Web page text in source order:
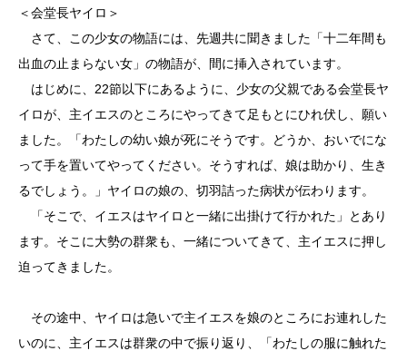
＜会堂長ヤイロ＞
さて、この少女の物語には、先週共に聞きました「十二年間も
出血の止まらない女」の物語が、間に挿入されています。
はじめに、22節以下にあるように、少女の父親である会堂長ヤ
イロが、主イエスのところにやってきて足もとにひれ伏し、願い
ました。「わたしの幼い娘が死にそうです。どうか、おいでにな
って手を置いてやってください。そうすれば、娘は助かり、生き
るでしょう。」ヤイロの娘の、切羽詰った病状が伝わります。
「そこで、イエスはヤイロと一緒に出掛けて行かれた」とあり
ます。そこに大勢の群衆も、一緒についてきて、主イエスに押し
迫ってきました。
その途中、ヤイロは急いで主イエスを娘のところにお連れした
いのに、主イエスは群衆の中で振り返り、「わたしの服に触れた